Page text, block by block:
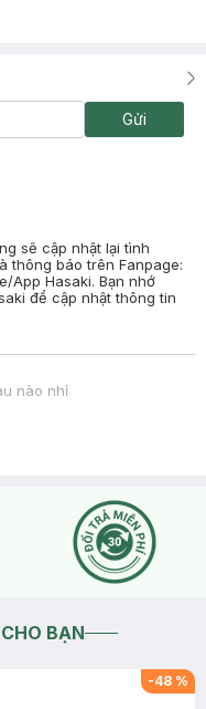
Gửi
sẽ cập nhật lại tình
thông báo trên Fanpage:
App Hasaki. Bạn nhớ
để cập nhật thông tin
nào nhỉ
nhấn nút phần "chat
BẠN
-48 %